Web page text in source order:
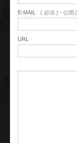
E-MAIL ( 必須 ) - 公開
URL